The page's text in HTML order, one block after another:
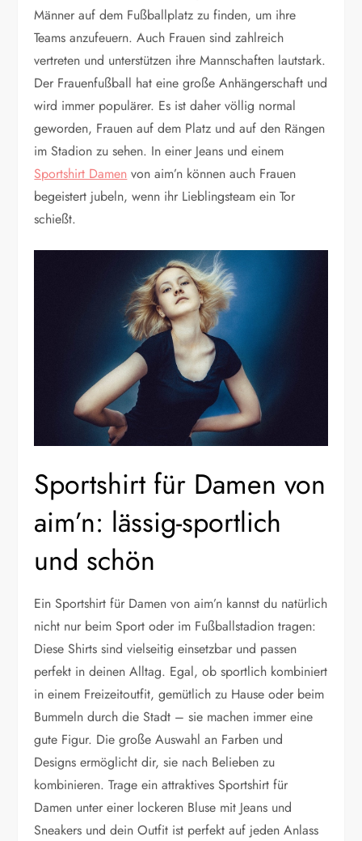
Männer auf dem Fußballplatz zu finden, um ihre
Teams anzufeuern. Auch Frauen sind zahlreich
vertreten und unterstützen ihre Mannschaften lautstark.
Der Frauenfußball hat eine große Anhängerschaft und
wird immer populärer. Es ist daher völlig normal
geworden, Frauen auf dem Platz und auf den Rängen
im Stadion zu sehen. In einer Jeans und einem
Sportshirt Damen von aim’n können auch Frauen
begeistert jubeln, wenn ihr Lieblingsteam ein Tor
schießt.
Sportshirt für Damen von
aim’n: lässig-sportlich
und schön
Ein Sportshirt für Damen von aim’n kannst du natürlich
nicht nur beim Sport oder im Fußballstadion tragen:
Diese Shirts sind vielseitig einsetzbar und passen
perfekt in deinen Alltag. Egal, ob sportlich kombiniert
in einem Freizeitoutfit, gemütlich zu Hause oder beim
Bummeln durch die Stadt – sie machen immer eine
gute Figur. Die große Auswahl an Farben und
Designs ermöglicht dir, sie nach Belieben zu
kombinieren. Trage ein attraktives Sportshirt für
Damen unter einer lockeren Bluse mit Jeans und
Sneakers und dein Outfit ist perfekt auf jeden Anlass